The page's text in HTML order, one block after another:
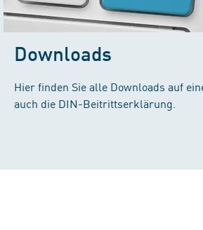
Downloads
Hier finden Sie alle Downloads auf
auch die DIN-Beitrittserklärung.